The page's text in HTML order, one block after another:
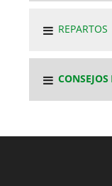
REPARTOS
CONSEJOS